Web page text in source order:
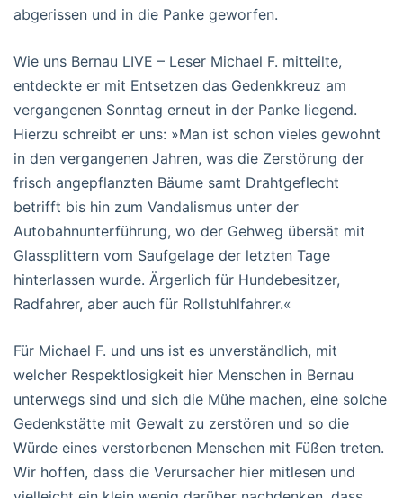
abgerissen und in die Panke geworfen.
Wie uns Bernau LIVE – Leser Michael F. mitteilte,
entdeckte er mit Entsetzen das Gedenkkreuz am
vergangenen Sonntag erneut in der Panke liegend.
Hierzu schreibt er uns: »Man ist schon vieles gewohnt
in den vergangenen Jahren, was die Zerstörung der
frisch angepflanzten Bäume samt Drahtgeflecht
betrifft bis hin zum Vandalismus unter der
Autobahnunterführung, wo der Gehweg übersät mit
Glassplittern vom Saufgelage der letzten Tage
hinterlassen wurde. Ärgerlich für Hundebesitzer,
Radfahrer, aber auch für Rollstuhlfahrer.«
Für Michael F. und uns ist es unverständlich, mit
welcher Respektlosigkeit hier Menschen in Bernau
unterwegs sind und sich die Mühe machen, eine solche
Gedenkstätte mit Gewalt zu zerstören und so die
Würde eines verstorbenen Menschen mit Füßen treten.
Wir hoffen, dass die Verursacher hier mitlesen und